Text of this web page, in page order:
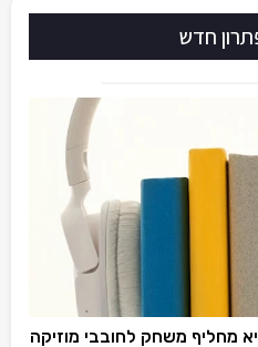
חדש
מחליף משחק לחובבי מוזיקה